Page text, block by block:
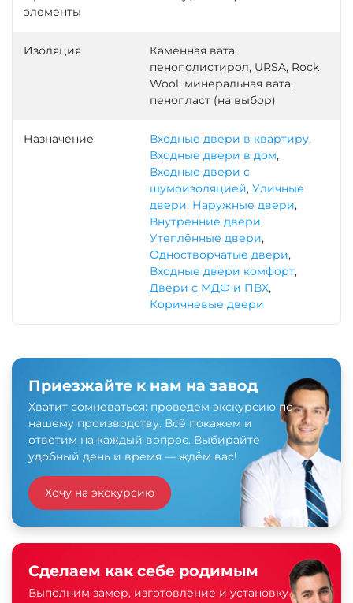
элементы
Изоляция
Каменная вата,
пенополистирол, URSA, Rock
Wool, минеральная вата,
пенопласт (на выбор)
Назначение Входные двери в квартиру,
Входные двери в дом,
Входные двери с
шумоизоляцией, Уличные
двери, Наружные двери,
Внутренние двери,
Утеплённые двери,
Одностворчатые двери,
Входные двери комфорт,
Двери с МДФ и ПВХ,
Коричневые двери
Приезжайте к нам на завод
Хватит сомневаться: проведем экскурсию по
нашему производству. Всё покажем и
ответим на каждый вопрос. Выбирайте
удобный день и время — ждём вас!
Хочу на экскурсию
Сделаем как себе родимым
Выполним замер, изготовление и установку